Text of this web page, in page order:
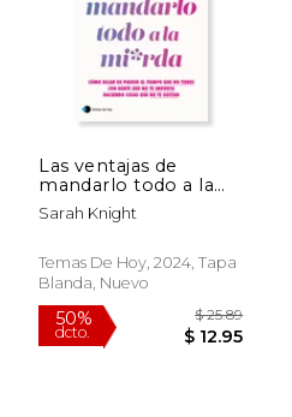
6%
dcto.
Las ventajas de
mandarlo todo a la
mierda
Sarah Knight
Temas De Hoy, 2024, Tapa
Blanda, Nuevo